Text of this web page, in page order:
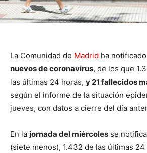
La Comunidad de Madrid ha notificado
nuevos de coronavirus, de los que
las últimas 24 horas, y 21 fallecidos
según el informe de la situación
jueves, con datos a cierre del día
En la jornada del miércoles se
(siete menos), 1.432 de las últimas 24